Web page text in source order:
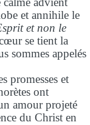
et annihile le
et non le
se tient la
sommes appelés
promesses et
ont
amour projeté
du Christ en